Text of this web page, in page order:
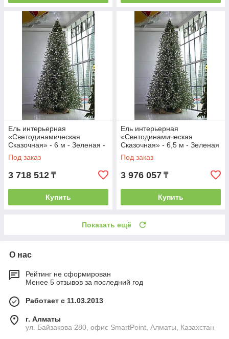
Ель интерьерная
«Светодинамическая
Сказочная» - 6 м - Зеленая -
ствольная - хвоя-пленка
Под заказ
3 718 512 ₸
Купить
Ель интерьерная
«Светодинамическая
Сказочная» - 6,5 м - Зеленая
- ствольная - хвоя-пленка
Под заказ
3 976 057 ₸
Купить
Показать ещё
О нас
Рейтинг не сформирован
Менее 5 отзывов за последний год
Работает с 11.03.2013
г. Алматы
ул. Байзакова 280, офис SmartPoint, Алматы, Казахстан